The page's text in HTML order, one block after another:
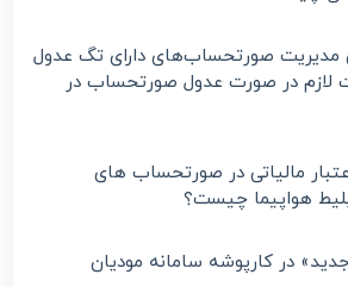
مدیریت صورتحساب‌های دارای تگ عدول
لازم در صورت عدول صورتحساب در
مالیاتی در صورتحساب های
بلیط هواپیما چیست؟
در کارپوشه سامانه مودیان